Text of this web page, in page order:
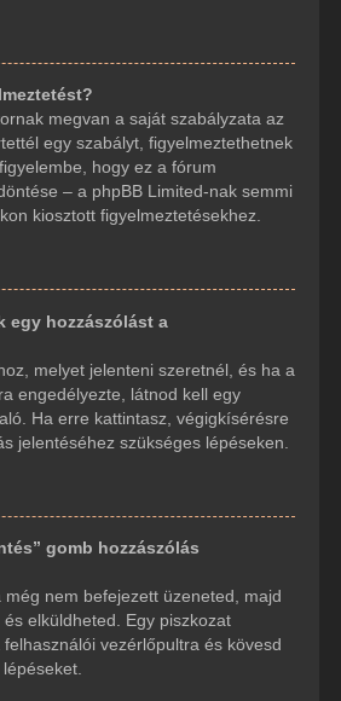
megvan a saját szabályzata az
egy szabályt, figyelmeztethetnek
hogy ez a fórum
– a phpBB Limited-nak semmi
kiosztott figyelmeztetésekhez.
egy hozzászólást a
melyet jelenteni szeretnél, és ha a
engedélyezte, látnod kell egy
Ha erre kattintasz, végigkísérésre
jelentéséhez szükséges lépéseken.
gomb hozzászólás
még nem befejezett üzeneted, majd
elküldheted. Egy piszkozat
vezérlőpultra és kövesd